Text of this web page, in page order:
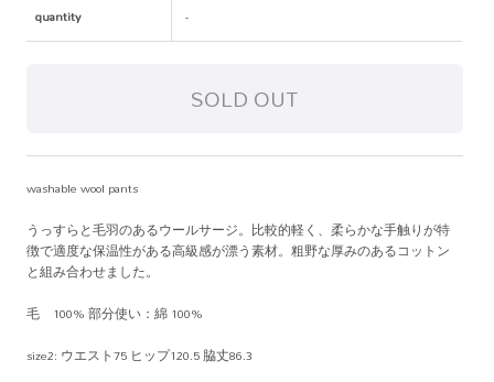
quantity -
washable wool pants
うっすらと毛羽のあるウールサージ。比較的軽く、柔らかな手触りが特
徴で適度な保温性がある高級感が漂う素材。粗野な厚みのあるコットン
と組み合わせました。
毛 100% 部分使い：綿 100%
size2: ウエスト75 ヒップ120.5 脇丈86.3